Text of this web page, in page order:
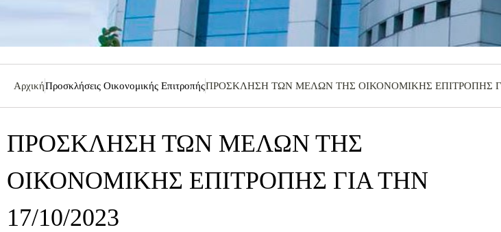
ΑρχικήΠροσκλήσεις Οικονομικής ΕπιτροπήςΠΡΟΣΚΛΗΣΗ ΤΩΝ ΜΕΛΩΝ ΤΗΣ ΟΙΚΟΝΟΜΙΚΗΣ ΕΠΙΤΡΟΠΗΣ
ΠΡΟΣΚΛΗΣΗ ΤΩΝ ΜΕΛΩΝ ΤΗΣ
ΟΙΚΟΝΟΜΙΚΗΣ ΕΠΙΤΡΟΠΗΣ ΓΙΑ ΤΗΝ
17/10/2023